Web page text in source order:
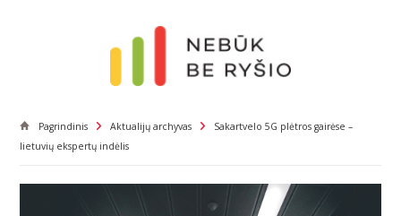
Pagrindinis Aktualijų archyvas
Sakartvelo 5G plėtros gairėse –
lietuvių ekspertų indėlis